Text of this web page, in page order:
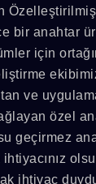
bir anahtar
için
ve
özel
geçirmez
ihtiyacınız
ihtiyaç